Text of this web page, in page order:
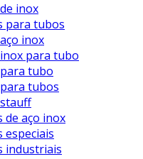
inox
para tubos
inox
para tubo
tubo
tubos
de aço inox
especiais
industriais